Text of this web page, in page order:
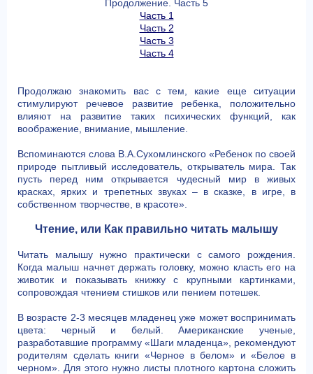
Продолжение. Часть 5
Часть 1
Часть 2
Часть 3
Часть 4
Продолжаю знакомить вас с тем, какие еще ситуации
стимулируют речевое развитие ребенка, положительно
влияют на развитие таких психических функций, как
воображение, внимание, мышление.
Вспоминаются слова В.А.Сухомлинского «Ребенок по своей
природе пытливый исследователь, открыватель мира. Так
пусть перед ним открывается чудесный мир в живых
красках, ярких и трепетных звуках – в сказке, в игре, в
собственном творчестве, в красоте».
Чтение, или Как правильно читать малышу
Читать малышу нужно практически с самого рождения.
Когда малыш начнет держать головку, можно класть его на
животик и показывать книжку с крупными картинками,
сопровождая чтением стишков или пением потешек.
В возрасте 2-3 месяцев младенец уже может воспринимать
цвета: черный и белый. Американские ученые,
разработавшие программу «Шаги младенца», рекомендуют
родителям сделать книги «Черное в белом» и «Белое в
черном». Для этого нужно листы плотного картона сложить